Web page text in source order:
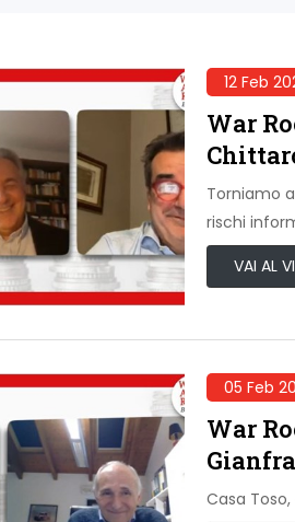
12 Feb
War
Torniamo
rischi
VAI AL
05 Feb
War
Casa